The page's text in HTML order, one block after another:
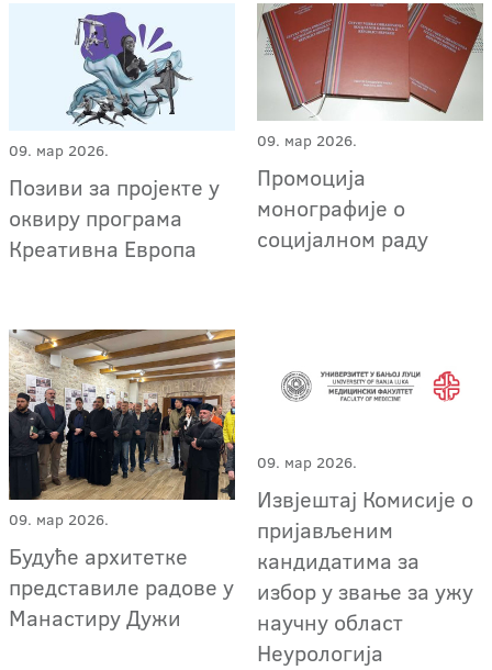
09. мар 2026.
Позиви за пројекте у
оквиру програма
Креативна Европа
09. мар 2026.
Промоција
монографије о
социјалном раду
09. мар 2026.
Будуће архитетке
представиле радове у
Манастиру Дужи
09. мар 2026.
Извјештај Комисије о
пријављеним
кандидатима за
избор у звање за ужу
научну област
Неурологија